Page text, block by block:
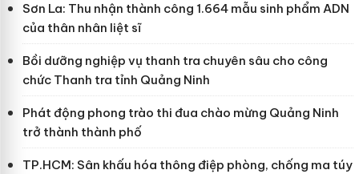
Sơn La: Thu nhận thành công 1.664 mẫu sinh phẩm ADN
của thân nhân liệt sĩ
Bồi dưỡng nghiệp vụ thanh tra chuyên sâu cho công
chức Thanh tra tỉnh Quảng Ninh
Phát động phong trào thi đua chào mừng Quảng Ninh
trở thành thành phố
TP.HCM: Sân khấu hóa thông điệp phòng, chống ma túy